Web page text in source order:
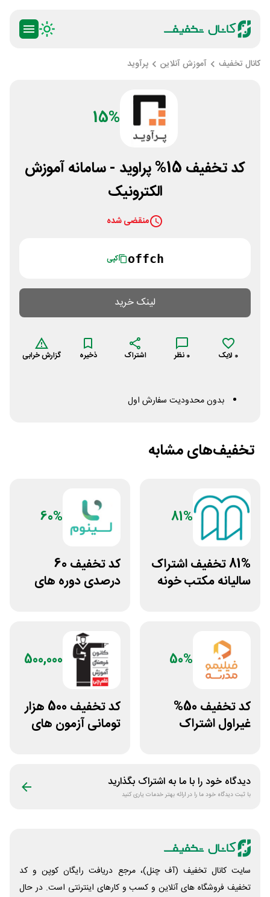
کانال تخفیف آموزش آنلاین پرآوید
15%
کد تخفیف 15% پراوید - سامانه آموزش
الکترونیک
منقضی شده
offch کپی
لینک خرید
0 لایک 0 نظر اشتراک ذخیره گزارش خرابی
بدون محدودیت سفارش اول
تخفیف‌های مشابه
81%
81% تخفیف اشتراک
سالیانه مکتب خونه
60%
کد تخفیف 60
درصدی دوره های
50%
کد تخفیف 50%
غیراول اشتراک
500,000
کد تخفیف 500 هزار
تومانی آزمون های
دیدگاه خود را با ما به اشتراک بگذارید
با ثبت دیدگاه خود ما را در ارائه بهتر خدمات یاری کنید
سایت کانال تخفیف (آف چنل)، مرجع دریافت رایگان کوپن و کد
تخفیف فروشگاه های آنلاین و کسب و‌ کارهای اینترنتی است. در حال